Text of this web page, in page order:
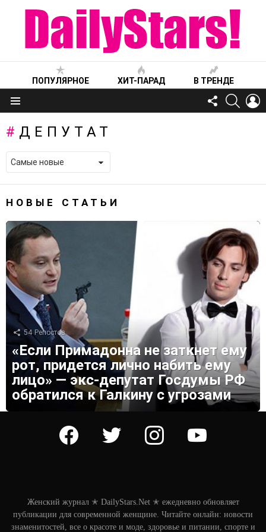
ПОПУЛЯРНОЕ ХИТ-ПАРАД В ТРЕНДЕ
Меню
FOLLOW
US
ДЕПУТАТ
НОВЫЕ СТАТЬИ
54 Репостов
«Если Примадонна не заткнет ему
рот, придется лично набить ему
лицо» — экс-депутат Госдумы РФ
обратился к Галкину с угрозами
facebook twitter instagram youtube
Женский журнал ✭ DailyStars.Net ✭ ежедневно обновляет
публикации для современной женщине. Читайте онлайн: новости
знаменитостей, все о красоте и моде, здоровье и питании, спорте и